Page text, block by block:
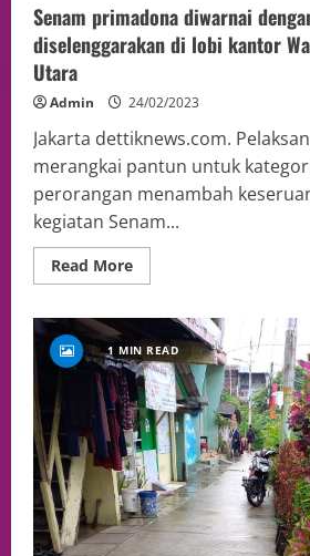
Senam primadona diwarnai
diselenggarakan di lobi kantor
Utara
Admin 24/02/2023
Jakarta dettiknews.com.
merangkai pantun untuk
perorangan menambah
kegiatan Senam...
Read More
1 MIN READ